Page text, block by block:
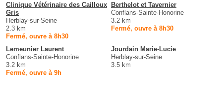
Clinique Vétérinaire des Cailloux
Gris
Herblay-sur-Seine
2.3 km
Fermé, ouvre à 8h30
Berthelot et Tavernier
Conflans-Sainte-Honorine
3.2 km
Fermé, ouvre à 8h30
Lemeunier Laurent
Conflans-Sainte-Honorine
3.2 km
Fermé, ouvre à 9h
Jourdain Marie-Lucie
Herblay-sur-Seine
3.5 km